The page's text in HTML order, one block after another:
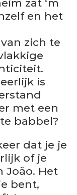
zat ‘m
en het
zich te
is
met een
babbel?
dat je je
of je
João. Het
bent,